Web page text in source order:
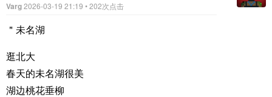
Varg2026-03-19 21:19 • 202次点击
＂未名湖
逛北大
春天的未名湖很美
湖边桃花垂柳